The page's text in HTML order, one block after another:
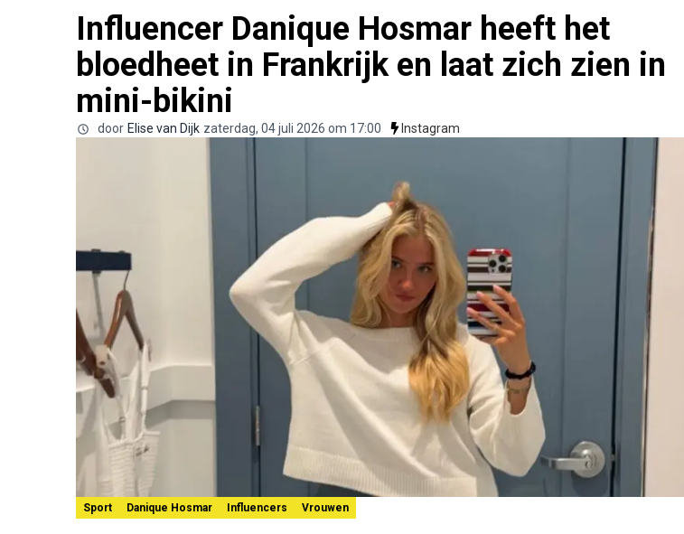
Influencer Danique Hosmar heeft het
bloedheet in Frankrijk en laat zich zien in
mini-bikini
door Elise van Dijk zaterdag, 04 juli 2026 om 17:00 Instagram
Sport Danique Hosmar Influencers Vrouwen